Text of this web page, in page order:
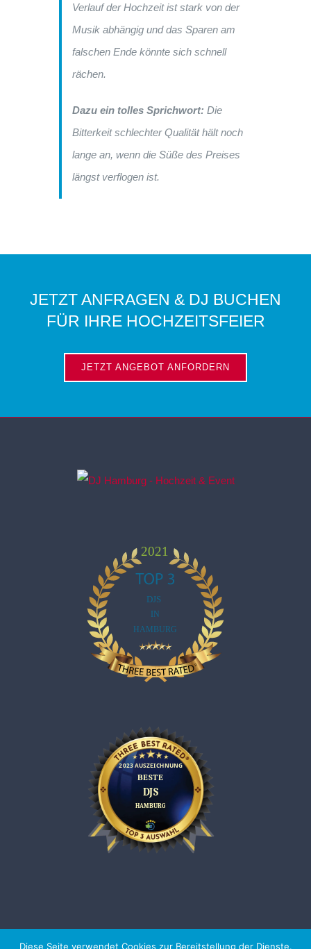
Verlauf der Hochzeit ist stark von der
Musik abhängig und das Sparen am
falschen Ende könnte sich schnell
rächen.
Dazu ein tolles Sprichwort: Die
Bitterkeit schlechter Qualität hält noch
lange an, wenn die Süße des Preises
längst verflogen ist.
JETZT ANFRAGEN & DJ BUCHEN
FÜR IHRE HOCHZEITSFEIER
JETZT ANGEBOT ANFORDERN
Diese Seite verwendet Cookies zur Bereitstellung der Dienste.